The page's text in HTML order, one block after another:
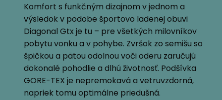
Komfort s funkčným dizajnom v jednom a
výsledok v podobe športovo ladenej obuvi
Diagonal Gtx je tu – pre všetkých milovníkov
pobytu vonku a v pohybe. Zvršok zo semišu so
špičkou a pätou odolnou voči oderu zaručujú
dokonalé pohodlie a dlhú životnosť. Podšívka
GORE-TEX je nepremokavá a vetruvzdorná,
napriek tomu optimálne priedušná.